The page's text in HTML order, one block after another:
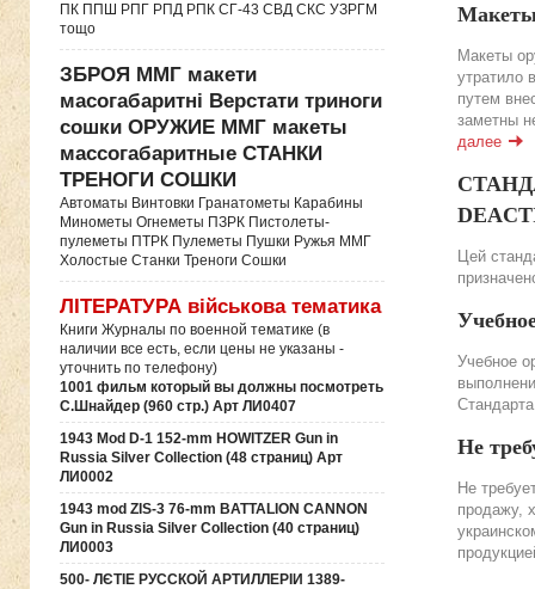
ПК ППШ РПГ РПД РПК СГ-43 СВД CКС УЗРГМ
тощо
ЗБРОЯ ММГ макети
масогабаритні Верстати триноги
сошки ОРУЖИЕ ММГ макеты
массогабаритные СТАНКИ
ТРЕНОГИ СОШКИ
Автоматы Винтовки Гранатометы Карабины
Минометы Огнеметы ПЗРК Пистолеты-
пулеметы ПТРК Пулеметы Пушки Ружья ММГ
Холостые Станки Треноги Сошки
ЛІТЕРАТУРА військова тематика
Книги Журналы по военной тематике (в
наличии все есть, если цены не указаны -
уточнить по телефону)
1001 фильм который вы должны посмотреть
С.Шнайдер (960 стр.) Арт ЛИ0407
1943 Mod D-1 152-mm HOWITZER Gun in
Russia Silver Collection (48 страниц) Арт
ЛИ0002
1943 mod ZIS-3 76-mm BATTALION CANNON
Gun in Russia Silver Collection (40 страниц)
ЛИ0003
500- ЛЄТІЕ РУССКОЙ АРТИЛЛЕРІИ 1389-
Макеты
Макеты
утратило
путем
заметны
далее
Цей
Учебное
Не
Не
продажу,